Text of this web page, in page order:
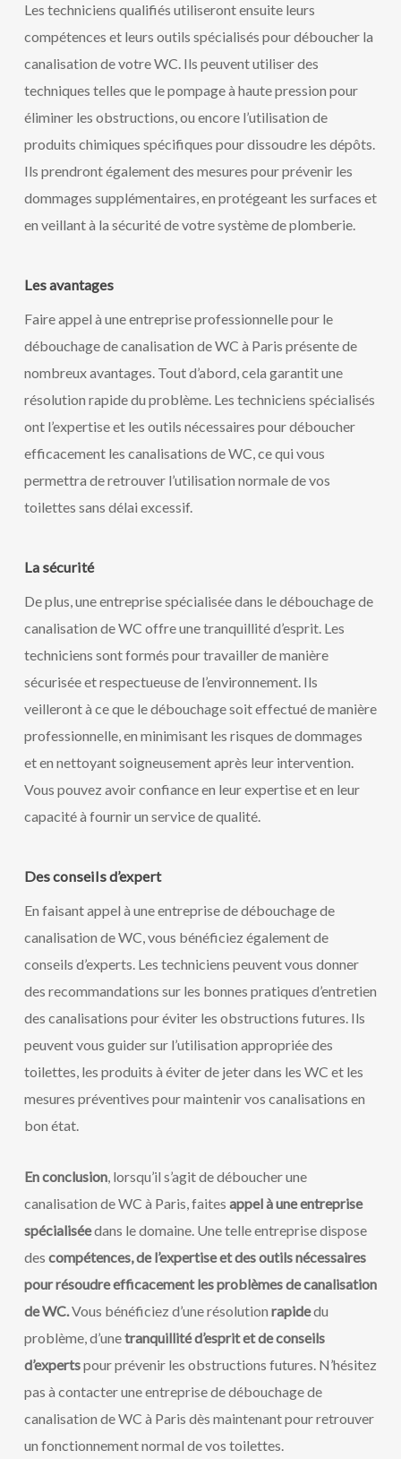
Les techniciens qualifiés utiliseront ensuite leurs
compétences et leurs outils spécialisés pour déboucher la
canalisation de votre WC. Ils peuvent utiliser des
techniques telles que le pompage à haute pression pour
éliminer les obstructions, ou encore l’utilisation de
produits chimiques spécifiques pour dissoudre les dépôts.
Ils prendront également des mesures pour prévenir les
dommages supplémentaires, en protégeant les surfaces et
en veillant à la sécurité de votre système de plomberie.
Les avantages
Faire appel à une entreprise professionnelle pour le
débouchage de canalisation de WC à Paris présente de
nombreux avantages. Tout d’abord, cela garantit une
résolution rapide du problème. Les techniciens spécialisés
ont l’expertise et les outils nécessaires pour déboucher
efficacement les canalisations de WC, ce qui vous
permettra de retrouver l’utilisation normale de vos
toilettes sans délai excessif.
La sécurité
De plus, une entreprise spécialisée dans le débouchage de
canalisation de WC offre une tranquillité d’esprit. Les
techniciens sont formés pour travailler de manière
sécurisée et respectueuse de l’environnement. Ils
veilleront à ce que le débouchage soit effectué de manière
professionnelle, en minimisant les risques de dommages
et en nettoyant soigneusement après leur intervention.
Vous pouvez avoir confiance en leur expertise et en leur
capacité à fournir un service de qualité.
Des conseils d’expert
En faisant appel à une entreprise de débouchage de
canalisation de WC, vous bénéficiez également de
conseils d’experts. Les techniciens peuvent vous donner
des recommandations sur les bonnes pratiques d’entretien
des canalisations pour éviter les obstructions futures. Ils
peuvent vous guider sur l’utilisation appropriée des
toilettes, les produits à éviter de jeter dans les WC et les
mesures préventives pour maintenir vos canalisations en
bon état.
En conclusion, lorsqu’il s’agit de déboucher une
canalisation de WC à Paris, faites appel à une entreprise
spécialiséedans le domaine. Une telle entreprise dispose
des compétences, de l’expertise et des outils nécessaires
pour résoudre efficacement les problèmes de canalisation
de WC.Vous bénéficiez d’une résolution rapidedu
problème, d’unetranquillité d’esprit et de conseils
d’expertspour prévenir les obstructions futures. N’hésitez
pas à contacter une entreprise de débouchage de
canalisation de WC à Paris dès maintenant pour retrouver
un fonctionnement normal de vos toilettes.